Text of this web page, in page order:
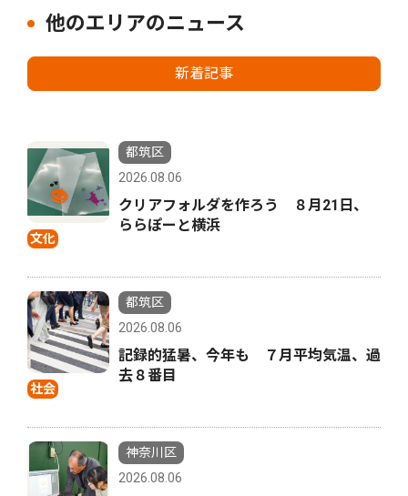
他のエリアのニュース
新着記事
文化
都筑区
2026.08.06
クリアフォルダを作ろう ８月21日、
ららぽーと横浜
社会
都筑区
2026.08.06
記録的猛暑、今年も ７月平均気温、過
去８番目
神奈川区
2026.08.06